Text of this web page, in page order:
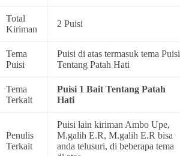
Total
Kiriman
2 Puisi
Tema
Puisi
Puisi di atas termasuk temaPuisi
Tentang Patah Hati
Tema
Terkait
Puisi 1 Bait Tentang Patah
Hati
Penulis
Terkait
Puisi lain kiriman Ambo Upe,
M.galih E.R, M.galih E.R bisa
anda telusuri, di beberapa tema